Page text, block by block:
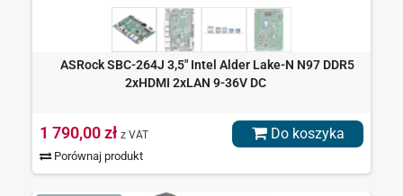
ASRock SBC-264J 3,5" Intel Alder Lake-N N97 DDR5
2xHDMI 2xLAN 9-36V DC
1 790,00 zł z VAT
Porównaj produkt
Do koszyka